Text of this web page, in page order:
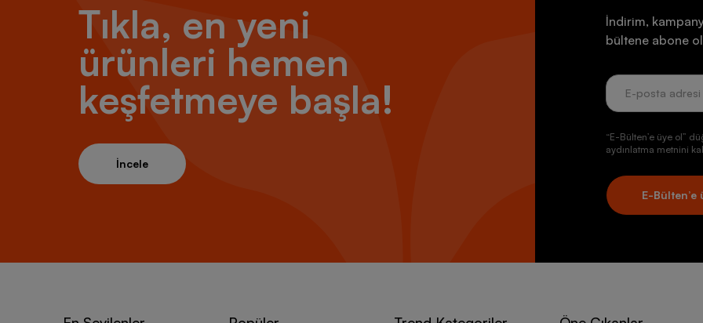
Tıkla, en yeni
ürünleri hemen
keşfetmeye başla!
İncele
İndirim,
bültene abone
“E-Bülten’e üye ol”
aydınlatma metnini
E-Bülten’e